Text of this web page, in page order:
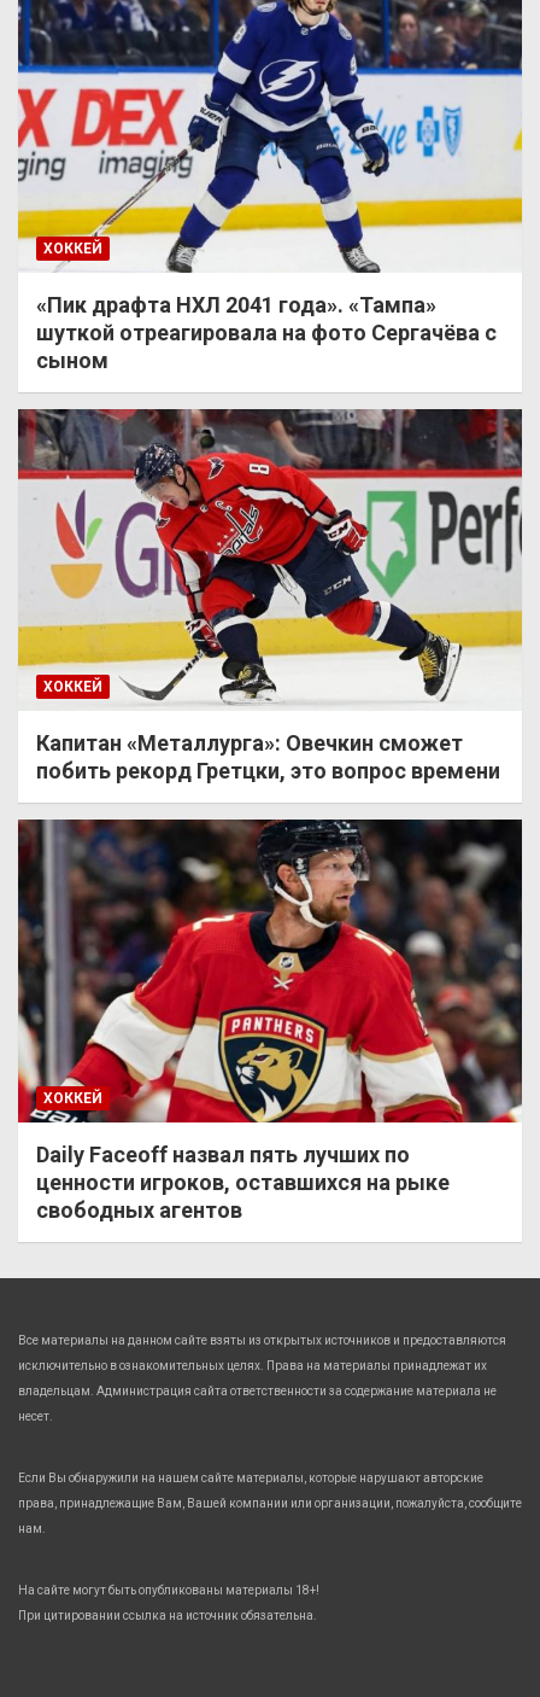
ХОККЕЙ
«Пик драфта НХЛ 2041 года». «Тампа»
шуткой отреагировала на фото Сергачёва с
сыном
ХОККЕЙ
Капитан «Металлурга»: Овечкин сможет
побить рекорд Гретцки, это вопрос времени
ХОККЕЙ
Daily Faceoff назвал пять лучших по
ценности игроков, оставшихся на рыке
свободных агентов
Все материалы на данном сайте взяты из открытых источников и предоставляются
исключительно в ознакомительных целях. Права на материалы принадлежат их
владельцам. Администрация сайта ответственности за содержание материала не
несет.
Если Вы обнаружили на нашем сайте материалы, которые нарушают авторские
права, принадлежащие Вам, Вашей компании или организации, пожалуйста, сообщите
нам.
На сайте могут быть опубликованы материалы 18+!
При цитировании ссылка на источник обязательна.